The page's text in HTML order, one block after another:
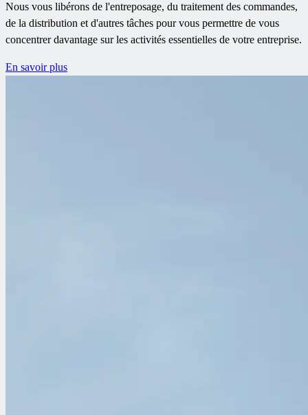
Nous vous libérons de l'entreposage, du traitement des commandes,
de la distribution et d'autres tâches pour vous permettre de vous
concentrer davantage sur les activités essentielles de votre entreprise.
En savoir plus